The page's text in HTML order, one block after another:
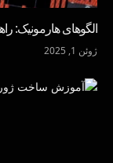
الگوهای هارمونیک:
ژوئن 1, 2025